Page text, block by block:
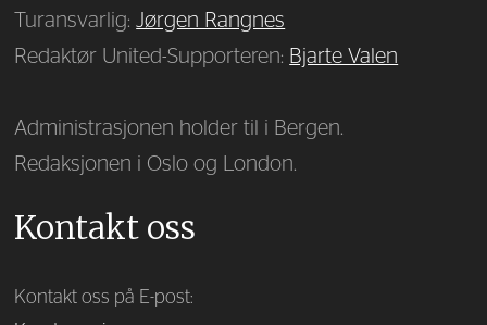
Turansvarlig:Jørgen Rangnes
Redaktør United-Supporteren: Bjarte Valen
Administrasjonen holder til i Bergen.
Redaksjonen i Oslo og London.
Kontakt oss
Kontakt oss på E-post: